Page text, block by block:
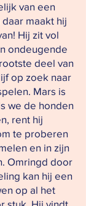
van een
maakt hij
Hij zit vol
ondeugende
deel van
op zoek naar
Mars is
we de honden
rent hij
te proberen
en in zijn
Omringd door
kan hij een
op al het